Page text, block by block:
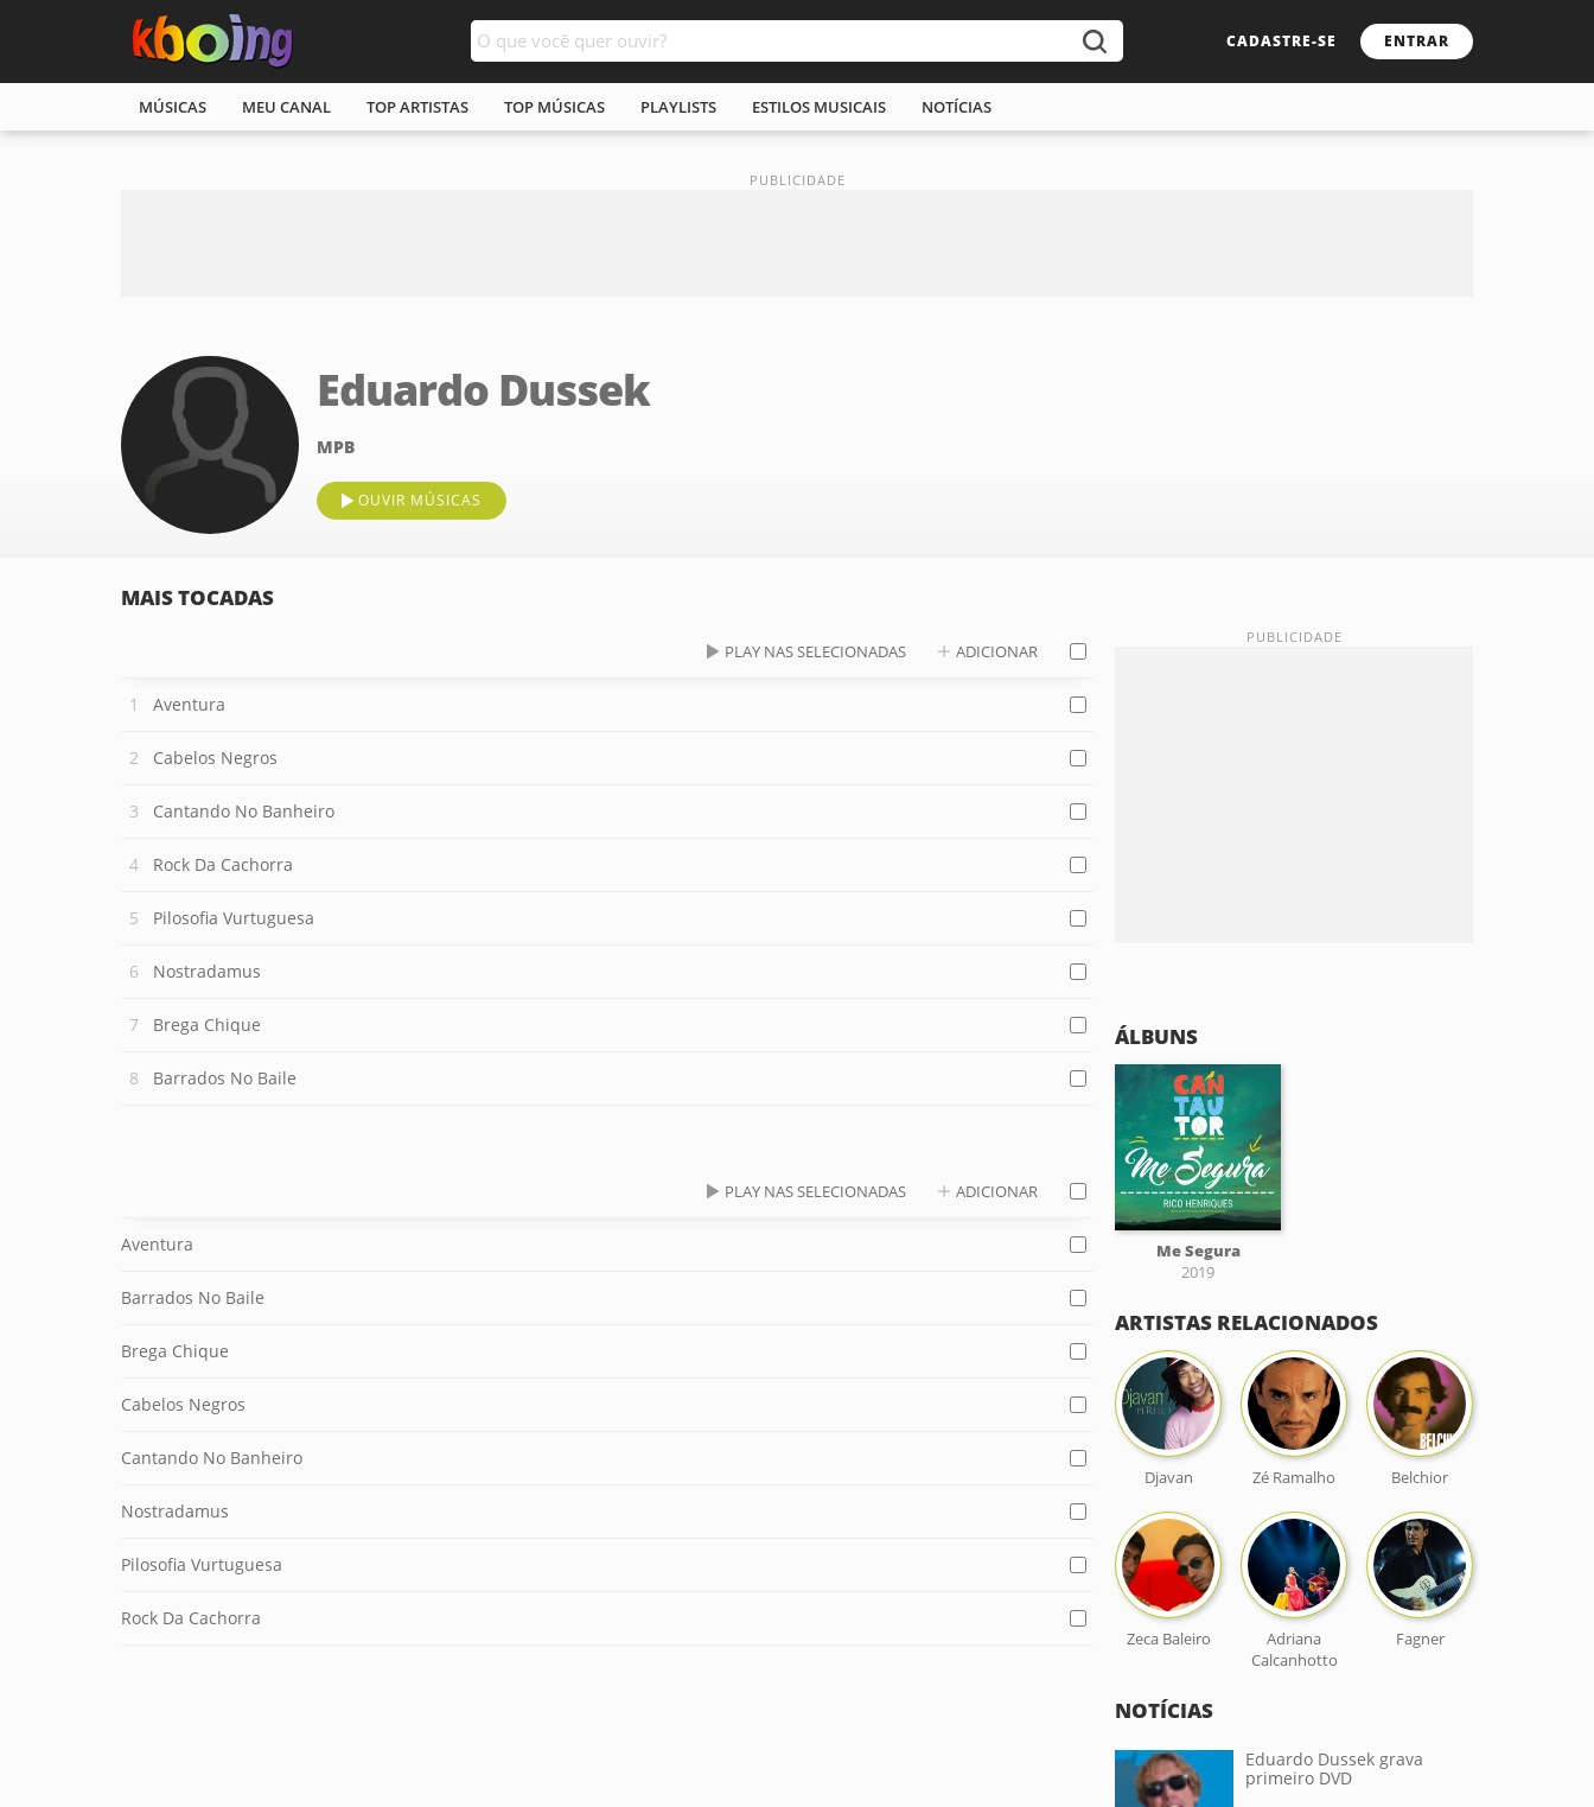
CADASTRE-SE ENTRAR
MÚSICAS MEU CANAL TOP ARTISTAS TOP MÚSICAS PLAYLISTS ESTILOS MUSICAIS NOTÍCIAS
Eduardo Dussek
MPB
OUVIR MÚSICAS
MAIS TOCADAS
PLAY NAS SELECIONADAS ADICIONAR
Aventura
Cabelos Negros
Cantando No Banheiro
Rock Da Cachorra
Pilosofia Vurtuguesa
Nostradamus
Brega Chique
Barrados No Baile
PLAY NAS SELECIONADAS ADICIONAR
Aventura
Barrados No Baile
Brega Chique
Cabelos Negros
Cantando No Banheiro
Nostradamus
Pilosofia Vurtuguesa
Rock Da Cachorra
ÁLBUNS
Me Segura
2019
ARTISTAS RELACIONADOS
Djavan Zé Ramalho Belchior
Zeca Baleiro
Adriana
Calcanhotto
Fagner
NOTÍCIAS
Eduardo Dussek grava
primeiro DVD